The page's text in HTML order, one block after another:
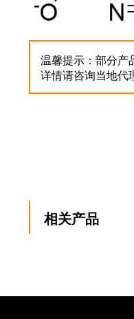
温馨提示：部分产
详情请咨询当地代
相关产品